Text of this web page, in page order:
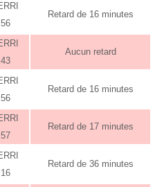
Retard de 16 minutes
Aucun retard
Retard de 16 minutes
Retard de 17 minutes
Retard de 36 minutes